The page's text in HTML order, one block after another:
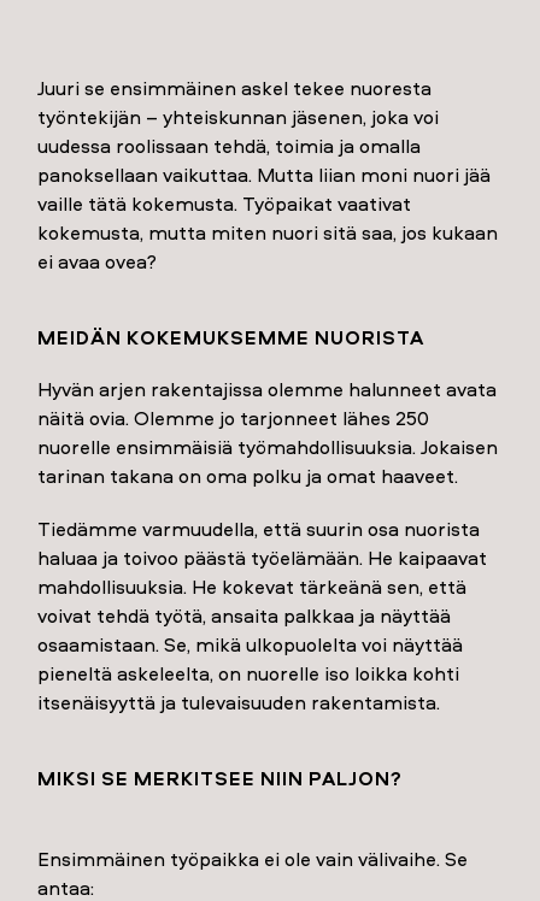
Juuri se ensimmäinen askel tekee nuoresta
työntekijän – yhteiskunnan jäsenen, joka voi
uudessa roolissaan tehdä, toimia ja omalla
panoksellaan vaikuttaa. Mutta liian moni nuori jää
vaille tätä kokemusta. Työpaikat vaativat
kokemusta, mutta miten nuori sitä saa, jos kukaan
ei avaa ovea?
MEIDÄN KOKEMUKSEMME NUORISTA
Hyvän arjen rakentajissa olemme halunneet avata
näitä ovia. Olemme jo tarjonneet lähes 250
nuorelle ensimmäisiä työmahdollisuuksia. Jokaisen
tarinan takana on oma polku ja omat haaveet.
Tiedämme varmuudella, että suurin osa nuorista
haluaa ja toivoo päästä työelämään. He kaipaavat
mahdollisuuksia. He kokevat tärkeänä sen, että
voivat tehdä työtä, ansaita palkkaa ja näyttää
osaamistaan. Se, mikä ulkopuolelta voi näyttää
pieneltä askeleelta, on nuorelle iso loikka kohti
itsenäisyyttä ja tulevaisuuden rakentamista.
MIKSI SE MERKITSEE NIIN PALJON?
Ensimmäinen työpaikka ei ole vain välivaihe. Se
antaa: